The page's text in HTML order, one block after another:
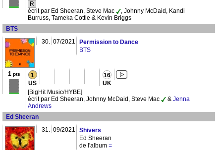
R
écrit par Ed Sheeran, Steve Mac
, Johnny McDaid, Kandi
Burruss, Tameka Cottle & Kevin Briggs
BTS
30. 07/2021
Permission to Dance
BTS
1 pts 1
US
16
UK
[BigHit Music/HYBE]
écrit par Ed Sheeran, Johnny McDaid, Steve Mac
& Jenna
Andrews
Ed Sheeran
31. 09/2021
Shivers
Ed Sheeran
de l'album =